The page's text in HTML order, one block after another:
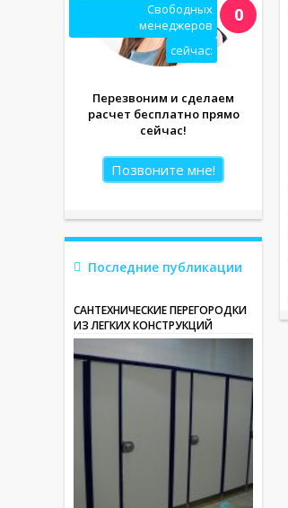
Свободных
менеджеров
сейчас:
0
Перезвоним и сделаем
расчет бесплатно прямо
сейчас!
Позвоните мне!
Последние публикации
САНТЕХНИЧЕСКИЕ ПЕРЕГОРОДКИ
ИЗ ЛЕГКИХ КОНСТРУКЦИЙ